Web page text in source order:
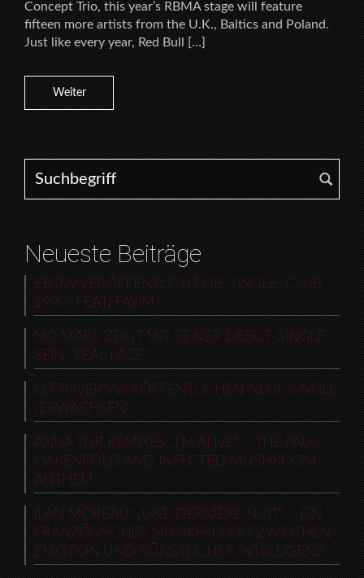
Concept Trio, this year’s RBMA stage will feature
fifteen more artists from the U.K., Baltics and Poland.
Just like every year, Red Bull […]
Weiter
Search for:
Neueste Beiträge
EBOW VERÖFFENTLICHT DIE SINGLE „CLUB
1990“ FEAT. FAYIM
MC MARS ZEIGT MIT SEINER DEBUT-SINGLE
SEIN „REAL FACE“
LEFTOVERS VERÖFFENTLICHEN NEUE SINGLE
„ERWACHSEN“
ANNA TUR REMIXES „I’M ALIVE“ – THE PAUL
OAKENFOLD AND INFECTED MUSHROOM
ANTHEM
ILAN MOREAU: „UNE DERNIÈRE NUIT“ – EIN
FRANZÖSISCHES MUSIKPROJEKT ZWISCHEN
EMOTION UND KÜNSTLICHER INTELLIGENZ